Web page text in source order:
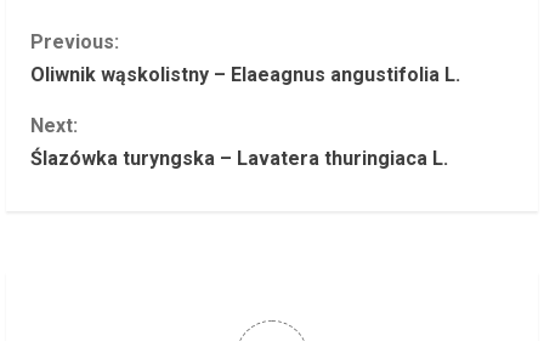
C
n
Previous:
Oliwnik wąskolistny – Elaeagnus angustifolia L.
Next:
Ślazówka turyngska – Lavatera thuringiaca L.